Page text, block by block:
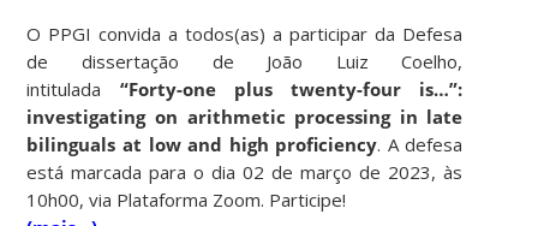
O PPGI convida a todos(as) a participar da Defesa
de dissertação de João Luiz Coelho,
intitulada “Forty-one plus twenty-four is…”:
investigating on arithmetic processing in late
bilinguals at low and high proficiency. A defesa
está marcada para o dia 02 de março de 2023, às
10h00, via Plataforma Zoom. Participe!